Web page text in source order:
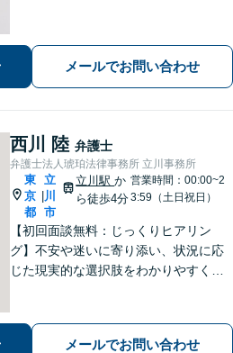
を心がけています【離婚・男女問題／
相続・遺言／交通事故】
メールでお問い合わせ
西川 陸 弁護士
弁護士法人琥珀法律事務所 立川事務所
東
京
都
立
川
市
立川駅か
ら徒歩4分
営業時間：00:00~2
3:59（土日祝日）
【初回面談無料：じっくりヒアリン
グ】不安や迷いに寄り添い、状況に応
じた現実的な選択肢をわかりやすくご
対応】【電話・オンライン面談可】
メールでお問い合わせ